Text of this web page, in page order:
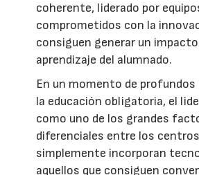
coherente, liderado por
comprometidos con la
consiguen generar un
aprendizaje del alumnado.
En un momento de profundos
la educación obligatoria, el
como uno de los grandes
diferenciales entre los
simplemente incorporan
aquellos que consiguen